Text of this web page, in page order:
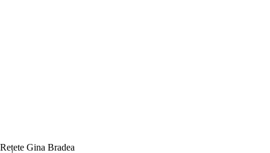
Rețete Gina Bradea